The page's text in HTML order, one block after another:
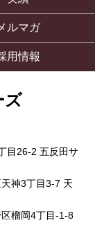
ルマガ
用情報
ズ
目26-2 五反田サ
神3丁目3-7 天
榴岡4丁目-1-8